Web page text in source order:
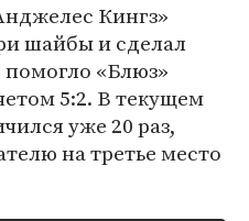
Кингз»
шайбы и сделал
помогло «Блюз»
5:2. В текущем
уже 20 раз,
на третье место